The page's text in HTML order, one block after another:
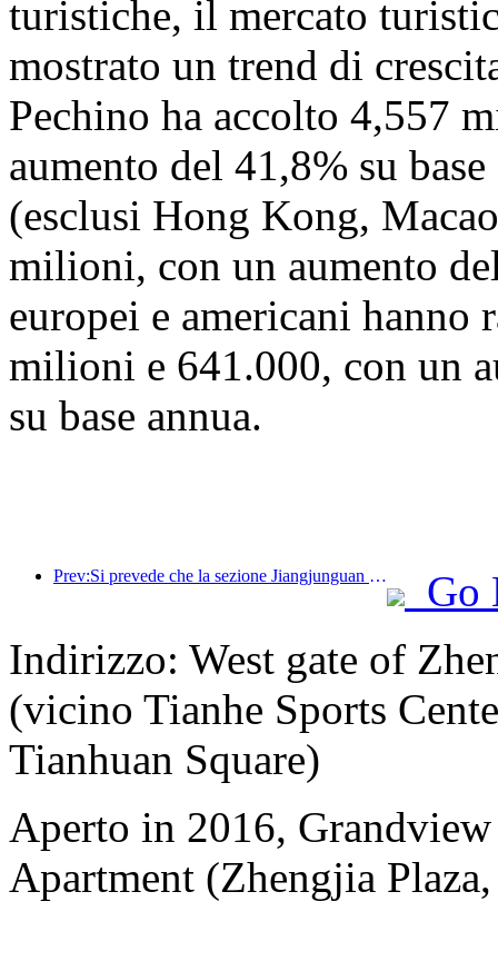
turistiche, il mercato
mostrato un trend di
Pechino ha accolto 4,557
aumento del 41,8% su
(esclusi Hong Kong,
milioni, con un aumento
europei e americani hanno
milioni e 641.000, con un
su base annua.
Prev:Si prevede che la sezione Jiangjunguan della Grande Muraglia nel distretto di Pinggu, a Pechino, aprirà al pubblico entro la fine del 2026.
Go
Indirizzo: West gate of
(vicino Tianhe Sports
Tianhuan Square)
Aperto in 2016,
Apartment (Zhengjia